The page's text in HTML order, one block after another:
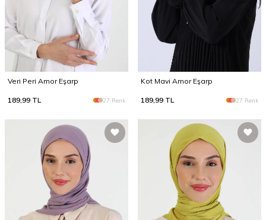
Veri Peri Amor Eşarp
189,99 TL 27 Renk
Kot Mavi Amor Eşarp
189,99 TL 27 Renk